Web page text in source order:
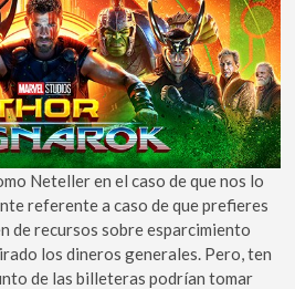
Neteller en el caso de que nos lo
referente a caso de que prefieres
de recursos sobre esparcimiento
los dineros generales. Pero, ten
de las billeteras podrían tomar